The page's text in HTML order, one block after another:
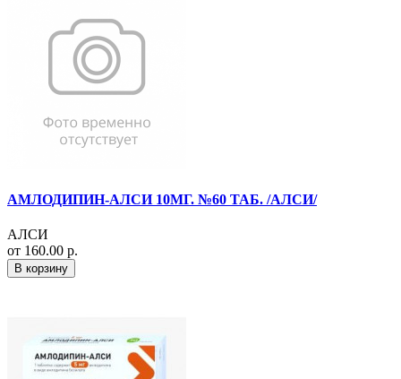
АМЛОДИПИН-АЛСИ 10МГ. №60 ТАБ. /АЛСИ/
АЛСИ
от 160.00 р.
В корзину